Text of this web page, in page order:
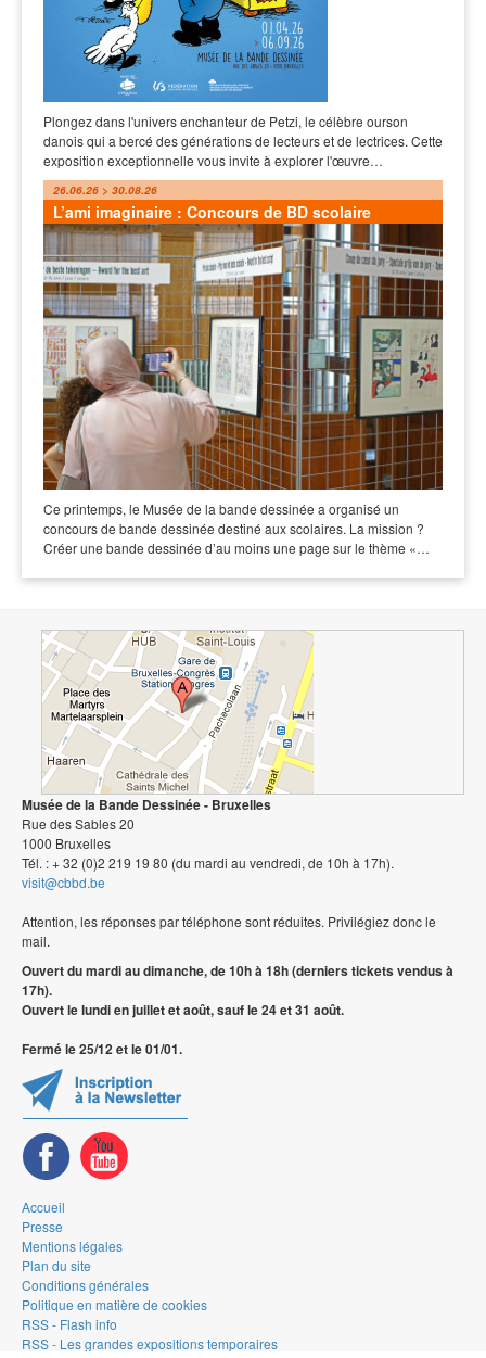
Plongez dans l'univers enchanteur de Petzi, le célèbre ourson
danois qui a bercé des générations de lecteurs et de lectrices. Cette
exposition exceptionnelle vous invite à explorer l'œuvre…
26.06.26 > 30.08.26
L’ami imaginaire : Concours de BD scolaire
Ce printemps, le Musée de la bande dessinée a organisé un
concours de bande dessinée destiné aux scolaires. La mission ?
Créer une bande dessinée d’au moins une page sur le thème «…
Musée de la Bande Dessinée - Bruxelles
Rue des Sables 20
1000 Bruxelles
Tél. : + 32 (0)2 219 19 80 (du mardi au vendredi, de 10h à 17h).
visit@cbbd.be
Attention, les réponses par téléphone sont réduites. Privilégiez donc le
mail.
Ouvert du mardi au dimanche, de 10h à 18h (derniers tickets vendus à
17h).
Ouvert le lundi en juillet et août, sauf le 24 et 31 août.
Fermé le 25/12 et le 01/01.
Accueil
Presse
Mentions légales
Plan du site
Conditions générales
Politique en matière de cookies
RSS - Flash info
RSS - Les grandes expositions temporaires